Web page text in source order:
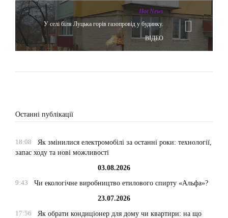
Hot News
У селі біля Луцька горів газопровід у будинку.
ВІДЕО
Останні публікації
18:08
Як змінилися електромобілі за останні роки: технології,
запас ходу та нові можливості
03.08.2026
9:43
Чи екологічне виробництво етилового спирту «Альфа»?
23.07.2026
17:56
Як обрати кондиціонер для дому чи квартири: на що